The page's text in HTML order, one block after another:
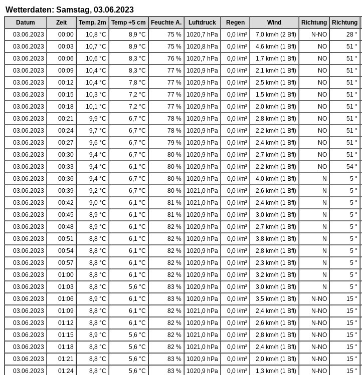
Wetterdaten: Samstag, 03.06.2023
Datum Zeit Temp. 2m Temp +5 cm Feuchte A. Luftdruck Regen Wind Richtung Richtung
03.06.2023
00:00 10,8 °C 8,9 °C 75 % 1020,7 hPa 0,0 l/m² 7,0 km/h (2 Bft) N-NO 28 °
03.06.2023
00:03 10,7 °C 8,9 °C 75 % 1020,8 hPa 0,0 l/m² 4,6 km/h (1 Bft) NO 51 °
03.06.2023
00:06 10,6 °C 8,3 °C 76 % 1020,7 hPa 0,0 l/m² 1,7 km/h (1 Bft) NO 51 °
03.06.2023
00:09 10,4 °C 8,3 °C 77 % 1020,9 hPa 0,0 l/m² 2,1 km/h (1 Bft) NO 51 °
03.06.2023
00:12 10,4 °C 7,8 °C 77 % 1020,9 hPa 0,0 l/m² 2,5 km/h (1 Bft) NO 51 °
03.06.2023
00:15 10,3 °C 7,2 °C 77 % 1020,9 hPa 0,0 l/m² 1,5 km/h (1 Bft) NO 51 °
03.06.2023
00:18 10,1 °C 7,2 °C 77 % 1020,9 hPa 0,0 l/m² 2,0 km/h (1 Bft) NO 51 °
03.06.2023
00:21 9,9 °C 6,7 °C 78 % 1020,9 hPa 0,0 l/m² 2,8 km/h (1 Bft) NO 51 °
03.06.2023
00:24 9,7 °C 6,7 °C 78 % 1020,9 hPa 0,0 l/m² 2,2 km/h (1 Bft) NO 51 °
03.06.2023
00:27 9,6 °C 6,7 °C 79 % 1020,9 hPa 0,0 l/m² 2,4 km/h (1 Bft) NO 51 °
03.06.2023
00:30 9,4 °C 6,7 °C 80 % 1020,9 hPa 0,0 l/m² 2,7 km/h (1 Bft) NO 51 °
03.06.2023
00:33 9,4 °C 6,1 °C 80 % 1020,9 hPa 0,0 l/m² 2,2 km/h (1 Bft) NO 54 °
03.06.2023
00:36 9,4 °C 6,7 °C 80 % 1020,9 hPa 0,0 l/m² 4,0 km/h (1 Bft) N 5 °
03.06.2023
00:39 9,2 °C 6,7 °C 80 % 1021,0 hPa 0,0 l/m² 2,6 km/h (1 Bft) N 5 °
03.06.2023
00:42 9,0 °C 6,1 °C 81 % 1021,0 hPa 0,0 l/m² 2,4 km/h (1 Bft) N 5 °
03.06.2023
00:45 8,9 °C 6,1 °C 81 % 1020,9 hPa 0,0 l/m² 3,0 km/h (1 Bft) N 5 °
03.06.2023
00:48 8,9 °C 6,1 °C 82 % 1020,9 hPa 0,0 l/m² 2,7 km/h (1 Bft) N 5 °
03.06.2023
00:51 8,8 °C 6,1 °C 82 % 1020,9 hPa 0,0 l/m² 3,8 km/h (1 Bft) N 5 °
03.06.2023
00:54 8,8 °C 6,1 °C 82 % 1020,9 hPa 0,0 l/m² 2,8 km/h (1 Bft) N 5 °
03.06.2023
00:57 8,8 °C 6,1 °C 82 % 1020,9 hPa 0,0 l/m² 2,3 km/h (1 Bft) N 5 °
03.06.2023
01:00 8,8 °C 6,1 °C 82 % 1020,9 hPa 0,0 l/m² 3,2 km/h (1 Bft) N 5 °
03.06.2023
01:03 8,8 °C 5,6 °C 83 % 1020,9 hPa 0,0 l/m² 3,0 km/h (1 Bft) N 5 °
03.06.2023
01:06 8,9 °C 6,1 °C 83 % 1020,9 hPa 0,0 l/m² 3,5 km/h (1 Bft) N-NO 15 °
03.06.2023
01:09 8,8 °C 6,1 °C 82 % 1021,0 hPa 0,0 l/m² 2,4 km/h (1 Bft) N-NO 15 °
03.06.2023
01:12 8,8 °C 6,1 °C 82 % 1020,9 hPa 0,0 l/m² 2,6 km/h (1 Bft) N-NO 15 °
03.06.2023
01:15 8,9 °C 5,6 °C 82 % 1021,0 hPa 0,0 l/m² 2,8 km/h (1 Bft) N-NO 15 °
03.06.2023
01:18 8,8 °C 5,6 °C 82 % 1021,0 hPa 0,0 l/m² 2,4 km/h (1 Bft) N-NO 15 °
03.06.2023
01:21 8,8 °C 5,6 °C 83 % 1020,9 hPa 0,0 l/m² 2,0 km/h (1 Bft) N-NO 15 °
03.06.2023
01:24 8,8 °C 5,6 °C 83 % 1020,9 hPa 0,0 l/m² 1,3 km/h (1 Bft) N-NO 15 °